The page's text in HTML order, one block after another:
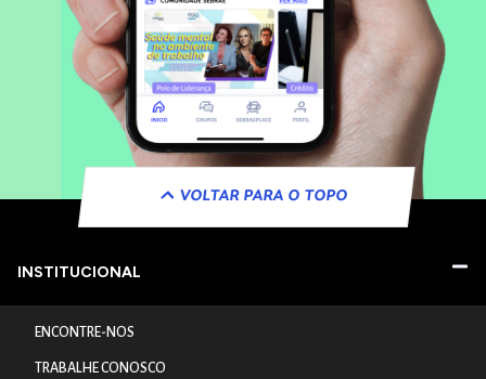
VOLTAR PARA O TOPO
INSTITUCIONAL
ENCONTRE-NOS
TRABALHE CONOSCO